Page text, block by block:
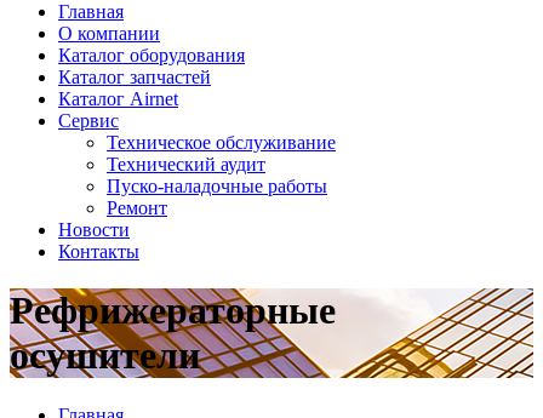
Главная
О компании
Каталог оборудования
Каталог запчастей
Каталог Airnet
Сервис
Техническое обслуживание
Технический аудит
Пуско-наладочные работы
Ремонт
Новости
Контакты
Рефрижераторные
осушители